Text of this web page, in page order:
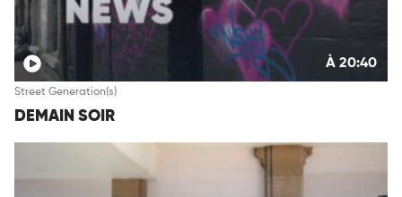
À 20:40
Street Generation(s)
DEMAIN SOIR